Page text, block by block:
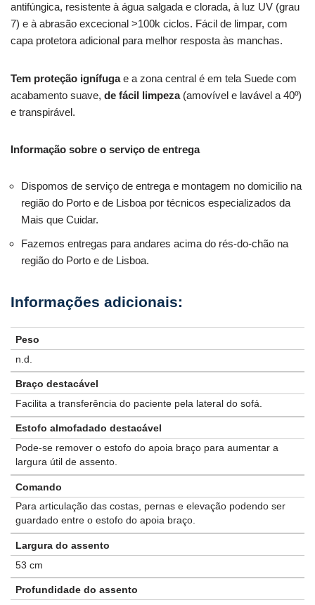
antifúngica, resistente à água salgada e clorada, à luz UV (grau
7) e à abrasão excecional >100k ciclos. Fácil de limpar, com
capa protetora adicional para melhor resposta às manchas.
Tem proteção ignífugae a zona central é em tela Suede com
acabamento suave, de fácil limpeza(amovível e lavável a 40º)
e transpirável.
Informação sobre o serviço de entrega
Dispomos de serviço de entrega e montagem no domicilio na
região do Porto e de Lisboa por técnicos especializados da
Mais que Cuidar.
Fazemos entregas para andares acima do rés-do-chão na
região do Porto e de Lisboa.
Peso
n.d.
Braço destacável
Facilita a transferência do paciente pela lateral do sofá.
Estofo almofadado destacável
Pode-se remover o estofo do apoia braço para aumentar a
largura útil de assento.
Comando
Para articulação das costas, pernas e elevação podendo ser
guardado entre o estofo do apoia braço.
Largura do assento
53 cm
Profundidade do assento